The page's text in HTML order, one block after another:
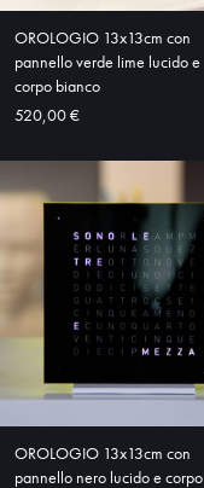
OROLOGIO 13x13cm con
pannello verde lime lucido e
corpo bianco
520,00 €
OROLOGIO 13x13cm con
pannello nero lucido e corpo